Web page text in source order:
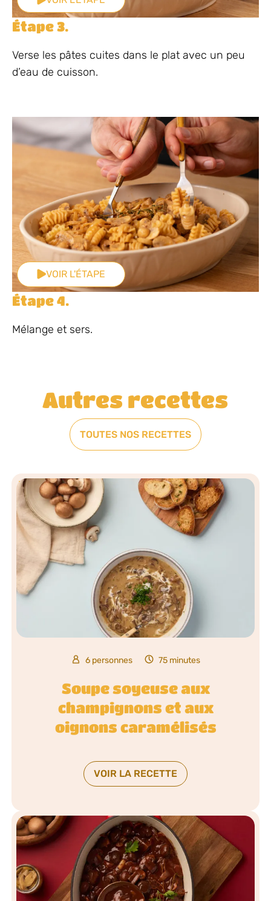
Étape 3.
Verse les pâtes cuites dans le plat avec un peu
d’eau de cuisson.
VOIR L'ÉTAPE
Étape 4.
Mélange et sers.
Autres recettes
TOUTES NOS RECETTES
6 personnes 75 minutes
Soupe soyeuse aux
champignons et aux
oignons caramélisés
VOIR LA RECETTE